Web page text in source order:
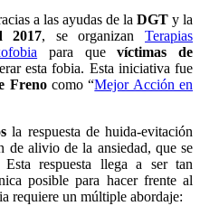
a las ayudas de la DGT y la
2017, se organizanTerapias
para quevíctimas de
esta fobia. Esta iniciativa fue
Frenocomo “Mejor Acción en
la respuesta de huida-evitación
de alivio de la ansiedad, que se
respuesta llega a ser tan
posible para hacer frente al
requiere un múltiple abordaje: